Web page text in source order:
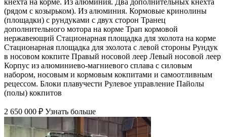
(рядом с козырьком). Из алюминия. Кормовые кринолины
(площадки) с рундуками с двух сторон Транец
дополнительного мотора на корме Трап кормовой
нержавеющий Стационарная площадка для эхолота на корме
Стационарная площадка для эхолота с левой стороны Рундук
в носовом кокпите Правый носовой леер Левый носовой леер
Корпус из алюминиево-магниевого сплава с силовым
набором, носовым и кормовым кокпитами и самоотливным
рецессом. Блоки плавучести Рулевое управление Пайолы
(полы) кокпитов
2 650 000 ₽ Узнать больше